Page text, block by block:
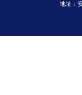
地址：